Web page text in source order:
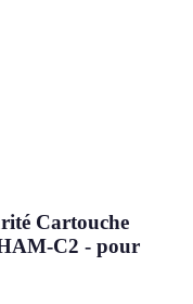
Cartouche
C2 - pour